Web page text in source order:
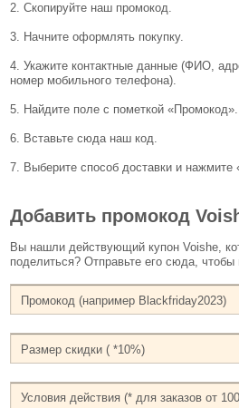
2. Скопируйте наш промокод.
3. Начните оформлять покупку.
4. Укажите контактные данные (ФИО,
номер мобильного телефона).
5. Найдите поле с пометкой «Промокод».
6. Вставьте сюда наш код.
7. Выберите способ доставки и нажмите
Добавить промокод
Вы нашли действующий купон Voishe,
поделиться? Отправьте его сюда,